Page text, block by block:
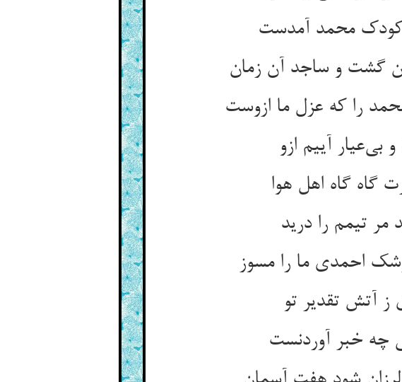
کودک محمد آمدست
گشت و ساجد آن زمان
را که عزل ما ازوست
آییم ازو
گاه گاه اهل هوا
تیمم را درید
احمدی ما را مسوز
ز آتش تقدیر تو
چه خبر آوردنست